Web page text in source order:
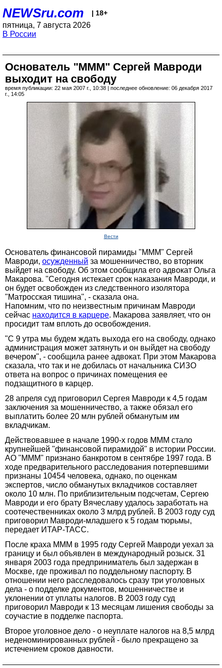
NEWSru.com | 18+
пятница, 7 августа 2026
В России
Основатель "МММ" Сергей Мавроди
выходит на свободу
время публикации: 22 мая 2007 г., 10:38 | последнее обновление: 06 декабря 2017
г., 14:05
Вести
Основатель финансовой пирамиды "МММ" Сергей
Мавроди, осужденный за мошенничество, во вторник
выйдет на свободу. Об этом сообщила его адвокат Ольга
Макарова. "Сегодня истекает срок наказания Мавроди, и
он будет освобожден из следственного изолятора
"Матросская тишина", - сказала она.
Напомним, что по неизвестным причинам Мавроди
сейчас находится в карцере. Макарова заявляет, что он
просидит там вплоть до освобождения.
"С 9 утра мы будем ждать выхода его на свободу, однако
администрация может затянуть и он выйдет на свободу
вечером", - сообщила ранее адвокат. При этом Макарова
сказала, что так и не добилась от начальника СИЗО
ответа на вопрос о причинах помещения ее
подзащитного в карцер.
28 апреля суд приговорил Сергея Мавроди к 4,5 годам
заключения за мошенничество, а также обязал его
выплатить более 20 млн рублей обманутым им
вкладчикам.
Действовавшее в начале 1990-х годов МММ стало
крупнейшей "финансовой пирамидой" в истории России.
АО "МММ" признано банкротом в сентябре 1997 года. В
ходе предварительного расследования потерпевшими
признаны 10454 человека, однако, по оценкам
экспертов, число обманутых вкладчиков составляет
около 10 млн. По приблизительным подсчетам, Сергею
Мавроди и его брату Вячеславу удалось заработать на
соотечественниках около 3 млрд рублей. В 2003 году суд
приговорил Мавроди-младшего к 5 годам тюрьмы,
передает ИТАР-ТАСС.
После краха МММ в 1995 году Сергей Мавроди уехал за
границу и был объявлен в международный розыск. 31
января 2003 года предприниматель был задержан в
Москве, где проживал по поддельному паспорту. В
отношении него расследовалось сразу три уголовных
дела - о подделке документов, мошенничестве и
уклонении от уплаты налогов. В 2003 году суд
приговорил Мавроди к 13 месяцам лишения свободы за
соучастие в подделке паспорта.
Второе уголовное дело - о неуплате налогов на 8,5 млрд
неденоминированных рублей - было прекращено за
истечением сроков давности.